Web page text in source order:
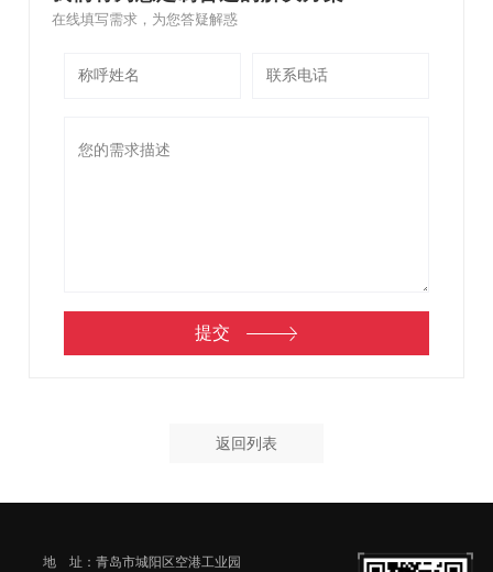
在线填写需求，为您答疑解惑
返回列表
地 址：青岛市城阳区空港工业园